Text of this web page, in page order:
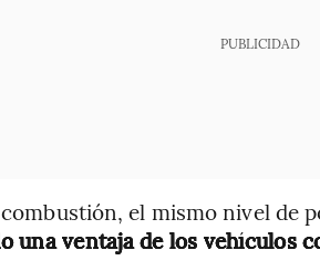
PUBLICIDAD
el mismo nivel de
una ventaja de los vehículos